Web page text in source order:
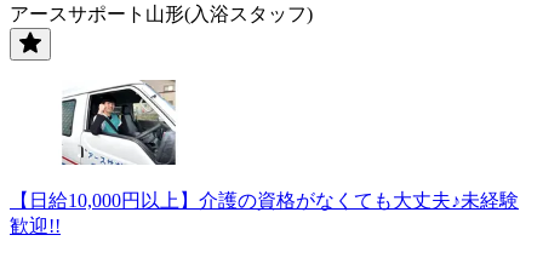
アースサポート山形(入浴スタッフ)
【日給10,000円以上】介護の資格がなくても大丈夫♪未経験
歓迎!!